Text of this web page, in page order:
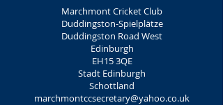
Marchmont Cricket Club
Duddingston-Spielplätze
Duddingston Road West
Edinburgh
EH15 3QE
Stadt Edinburgh
Schottland
marchmontccsecretary@yahoo.co.uk